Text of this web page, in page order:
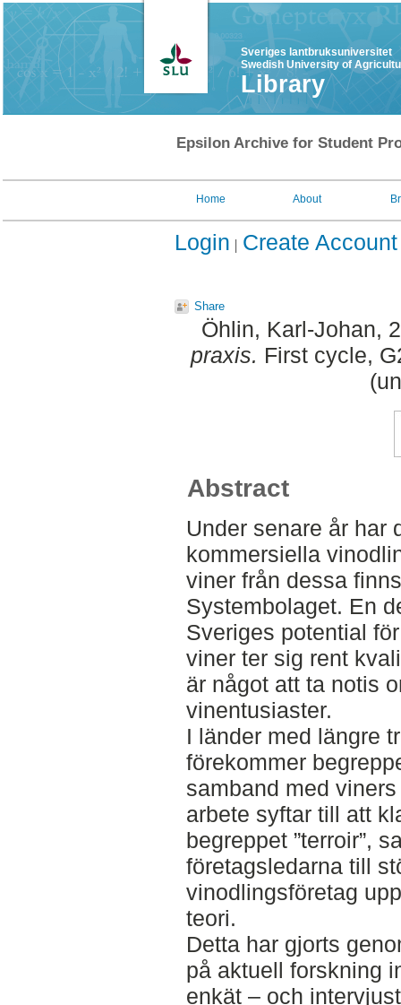
Sveriges lantbruksuniversitet
Swedish University of
Library
Epsilon Archive for Student
Home About
Login Create Account
Share
Öhlin, Karl-Johan,
praxis. First cycle,
Abstract
Under senare år har
kommersiella
viner från dessa
Systembolaget. En
Sveriges potential
viner ter sig rent
är något att ta notis
vinentusiaster.
I länder med längre
förekommer
samband med
arbete syftar till att
begreppet ”terroir”,
företagsledarna till
vinodlingsföretag
teori.
Detta har gjorts
på aktuell forskning
enkät – och